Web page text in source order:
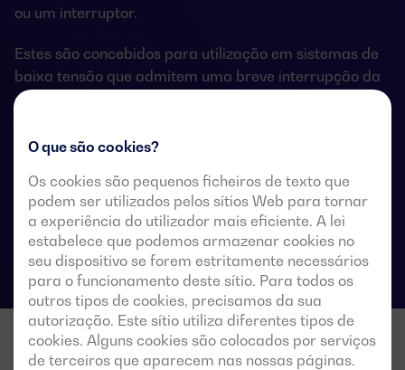
O que são cookies?
Os cookies são pequenos ficheiros de texto que
podem ser utilizados pelos sítios Web para tornar
a experiência do utilizador mais eficiente. A lei
estabelece que podemos armazenar cookies no
seu dispositivo se forem estritamente necessários
para o funcionamento deste sítio. Para todos os
outros tipos de cookies, precisamos da sua
autorização. Este sítio utiliza diferentes tipos de
cookies. Alguns cookies são colocados por serviços
de terceiros que aparecem nas nossas páginas.
ou um interruptor.
Estes são concebidos para utilização em sistemas de
baixa tensão que admitem uma breve interrupção da
energia durante a transferência.
Especificações técnicas das comutações